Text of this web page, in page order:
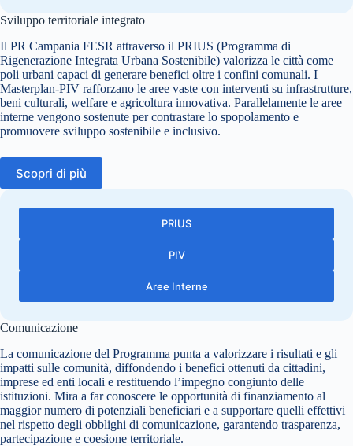
Sviluppo territoriale integrato
Il PR Campania FESR attraverso il PRIUS (Programma di
Rigenerazione Integrata Urbana Sostenibile) valorizza le città come
poli urbani capaci di generare benefici oltre i confini comunali. I
Masterplan-PIV rafforzano le aree vaste con interventi su infrastrutture,
beni culturali, welfare e agricoltura innovativa. Parallelamente le aree
interne vengono sostenute per contrastare lo spopolamento e
promuovere sviluppo sostenibile e inclusivo.
Scopri di più
PRIUS
PIV
Aree Interne
Comunicazione
La comunicazione del Programma punta a valorizzare i risultati e gli
impatti sulle comunità, diffondendo i benefici ottenuti da cittadini,
imprese ed enti locali e restituendo l’impegno congiunto delle
istituzioni. Mira a far conoscere le opportunità di finanziamento al
maggior numero di potenziali beneficiari e a supportare quelli effettivi
nel rispetto degli obblighi di comunicazione, garantendo trasparenza,
partecipazione e coesione territoriale.